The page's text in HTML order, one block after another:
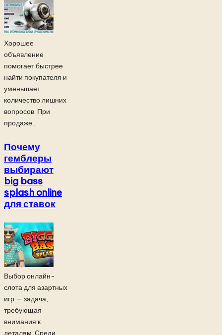
Хорошее
объявление
помогает быстрее
найти покупателя и
уменьшает
количество лишних
вопросов. При
продаже...
Почему
гемблеры
выбирают
big bass
splash online
для ставок
Выбор онлайн-
слота для азартных
игр — задача,
требующая
внимания к
деталям. Среди